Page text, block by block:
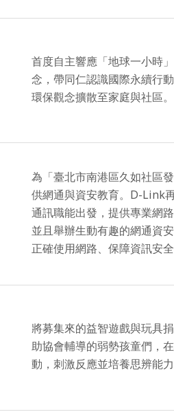
首度自主響應「地球一小時
念，帶同仁認識國際永續行
環保觀念擴散至家庭與社區。
為「臺北市南港區久如社區
供網通與資安教育。D-Link
通訊職能出發，提供專業網
並且舉辦生動有趣的網通資
正確使用網路、保障資訊安全
將募集來的益智遊戲與玩具
助協會輔導的弱勢孩童們，
動，刺激反應並培養思辨能力